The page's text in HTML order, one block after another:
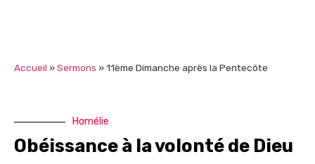
Accueil »Sermons »11ème Dimanche après la Pentecôte
Homélie
Obéissance à la volonté de Dieu